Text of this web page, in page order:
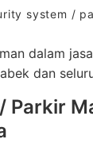
system /
dalam
dan